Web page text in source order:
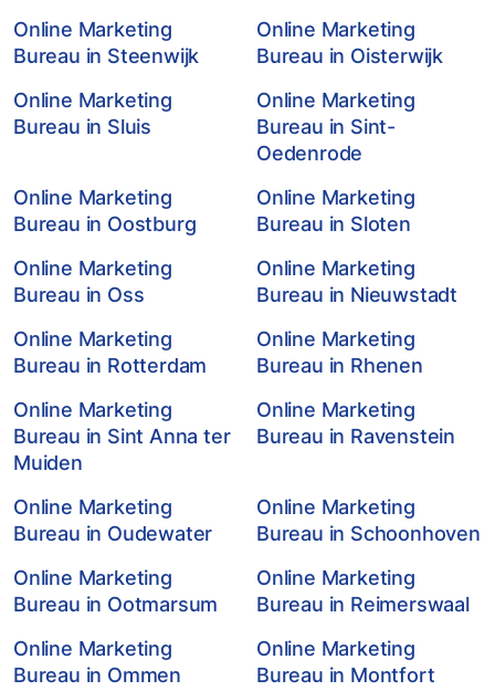
Online Marketing
Bureau in Steenwijk
Online Marketing
Bureau in Oisterwijk
Online Marketing
Bureau in Sluis
Online Marketing
Bureau in Sint-
Oedenrode
Online Marketing
Bureau in Oostburg
Online Marketing
Bureau in Sloten
Online Marketing
Bureau in Oss
Online Marketing
Bureau in Nieuwstadt
Online Marketing
Bureau in Rotterdam
Online Marketing
Bureau in Rhenen
Online Marketing
Bureau in Sint Anna ter
Muiden
Online Marketing
Bureau in Ravenstein
Online Marketing
Bureau in Oudewater
Online Marketing
Bureau in Schoonhoven
Online Marketing
Bureau in Ootmarsum
Online Marketing
Bureau in Reimerswaal
Online Marketing
Bureau in Ommen
Online Marketing
Bureau in Montfort